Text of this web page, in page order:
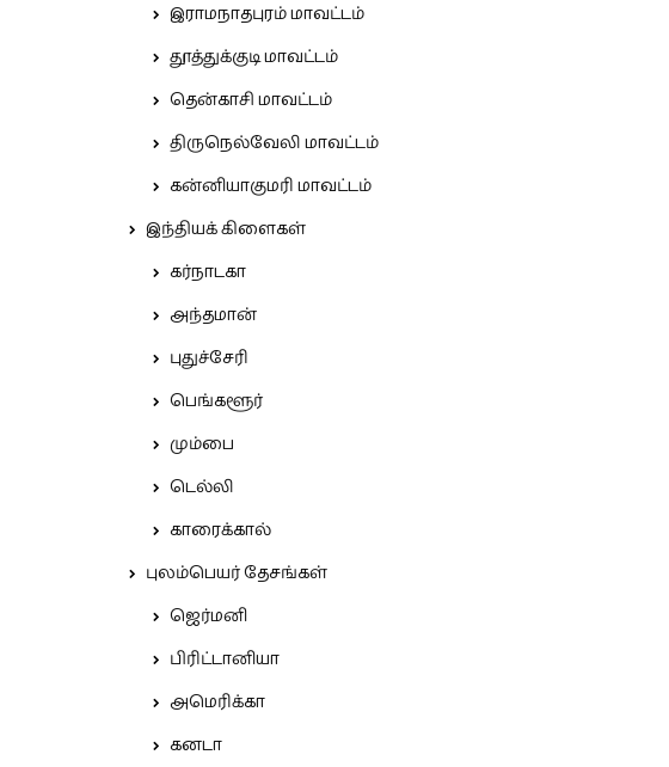
இராமநாதபுரம் மாவட்டம்
தூத்துக்குடி மாவட்டம்
தென்காசி மாவட்டம்
திருநெல்வேலி மாவட்டம்
கன்னியாகுமரி மாவட்டம்
இந்தியக் கிளைகள்
கர்நாடகா
அந்தமான்
புதுச்சேரி
பெங்களூர்
மும்பை
டெல்லி
காரைக்கால்
புலம்பெயர் தேசங்கள்
ஜெர்மனி
பிரிட்டானியா
அமெரிக்கா
கனடா